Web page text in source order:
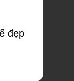
đẹp